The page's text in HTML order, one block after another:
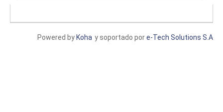
y soportado pore-Tech Solutions S.A
Powered by Koha